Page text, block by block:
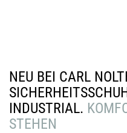
NEU BEI CARL
INDUSTRIAL.
STEHEN